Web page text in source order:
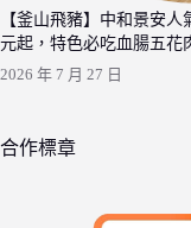
【釜山飛豬】中和景安
元起，特色必吃血腸五花
2026 年 7 月 27 日
合作標章